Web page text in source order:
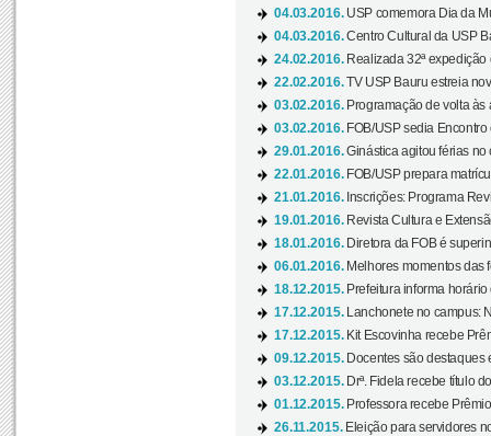
04.03.2016. USP comemora Dia da
04.03.2016.Centro Cultural da USP
24.02.2016. Realizada 32ª
22.02.2016.TV USP Bauru estreia
03.02.2016. Programação de volta às
03.02.2016. FOB/USP sedia
29.01.2016.Ginástica agitou férias no
22.01.2016. FOB/USP prepara
21.01.2016. Inscrições: Programa
19.01.2016. Revista Cultura e
18.01.2016. Diretora da FOB é
06.01.2016. Melhores momentos das
18.12.2015. Prefeitura informa
17.12.2015.
Lanchonete no campus:
17.12.2015. Kit Escovinha recebe
09.12.2015. Docentes são destaques
03.12.2015. Drª. Fidela recebe título
01.12.2015. Professora recebe
26.11.2015. Eleição para servidores